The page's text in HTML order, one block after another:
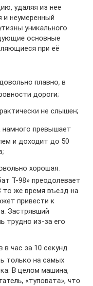
удаляя из нее
и неумеренный
уникального
основные
при её
плавно, в
дороги;
не слышен;
намного превышает
и доходит до 50
хорошая.
Т-98» преодолевает
то же время въезд на
привести к
Застрявший
трудно из-за его
в час за 10 секунд
только на самых
В целом машина,
«туповата», что